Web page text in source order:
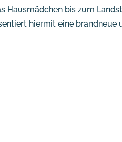
Hausmädchen bis zum
hiermit eine brandneue